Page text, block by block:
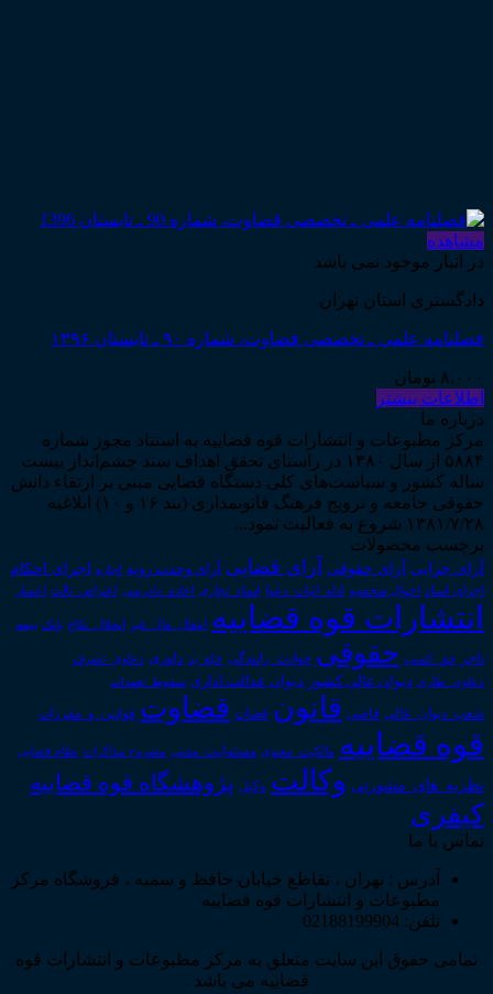
مشاهده
در انبار موجود نمی باشد
دادگستری استان تهران
فصلنامه علمی ـ تخصصی قضاوت، شماره ۹۰ ـ تابستان ۱۳۹۶
۸,۰۰۰ تومان
اطلاعات بیشتر
درباره ما
مرکز مطبوعات و انتشارات قوه قضاییه به استناد مجوز شماره
۵۸۸۴ از سال ۱۳۸۰ در راستای تحقق اهداف سند چشم‌انداز بیست
ساله کشور و سیاست‌های کلی دستگاه قضایی مبنی بر ارتقاء دانش
حقوقی جامعه و ترویج فرهنگ قانونمداری (بند ۱۶ و ۱۰) ابلاغیه
۱۳۸۱/۷/۲۸ شروع به فعالیت نمود...
برچسب محصولات
آرای جزایی آرای حقوقی آرای قضایی آرای وحدت رویه اجاره اجرای احکام
اجرای اسناد احوال شخصیه ادله_اثبات_دعوا اسناد_تجاری اعاده_دادرسی اعتراض_ثالث اعسار
انتشارات قوه قضاییه انتقال_مال_غیر انحلال_نکاح بانک بیمه
تاجر حق_کسب حقوقی حوادث_رانندگی خلع_ید داوری دعاوی_تصرف
دعاوی_طاری دیوان عالی کشور دیوان عدالت اداری سقوط_تعهدات
شعب_دیوان_عالی قاضی قانون قضات قضاوت قوانین_و_مقررات
قوه قضاییه مالکیت_معنوی مسئولیت_مدنی مشروح مذاکرات نظام قضایی
نظریه_های_مشورتی وکالت وکیل پژوهشگاه قوه قضاییه
کیفری
تماس با ما
آدرس : تهران ، تقاطع خیابان حافظ و سمیه ، فروشگاه مرکز
مطبوعات و انتشارات قوه قضاییه
تلفن: 02188199904
تمامی حقوق این سایت متعلق به مرکز مطبوعات و انتشارات قوه
قضاییه می باشد .